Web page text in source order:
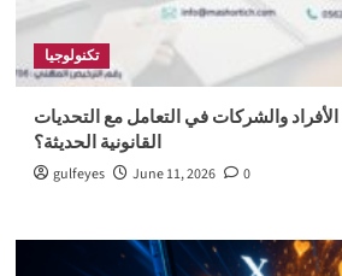
تكنولوجيا
والشركات في التعامل مع التحديات
القانونية الحديثة؟
gulfeyes June 11, 2026 0